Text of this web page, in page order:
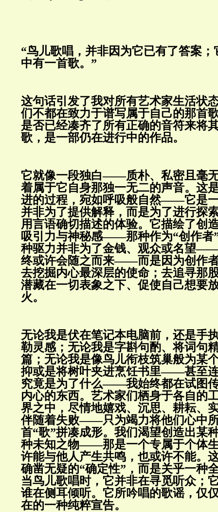
“鸟儿歌唱，并非因为它已有了答案
中有一首歌。”
这句话引发了我对所有艺术家生活状
们不都在致力于谱写属于自己的那
是否已经凑齐了所有正确的音符来将
歌，是一部仍在进行中的作品。
它就像一段独白——质朴、私密且毫
着属于它自身那独一无二的声音。这
进的过程，宛如呼吸般自然——它是
并非为了提供解释，而是为了进行
用言语确切描述的体验。它描绘了创
吸引力与神秘感——那种作为“创作者
种驱力并非为了金钱、观众或名望
终或许会随之而来——而是因为创作
去挖掘内心最深层的使命；去追寻
潜藏在一切表象之下、促使自己想要
火。
无论我是伏在笔记本电脑前，还是手
勒灵感；无论我是字斟句酌、将词句
篇；无论我是像鸟儿衔枝筑巢般为某
抑或是将树叶夹进烹饪书里——甚至
究竟是为了什么——我始终都在试图
内心的东西。艺术家们栖身于各自的
界之中，尽情地嬉戏、沉思、耕耘
伴随着失败——只为竭力将他们心中
首“歌”拼凑成形。我们渴望创造出某
种未知之物——那是一个专属于个体
许能与他人产生共鸣，也或许不能。
确凿无疑的“确定性”，而是关乎一种
当鸟儿歌唱时，它并非在寻觅听众；
谁在侧耳倾听。它所吟唱的歌谣，仅
在的一种纯粹宣告。